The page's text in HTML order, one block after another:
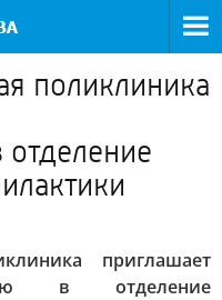
поликлиника
приглашает
в отделение